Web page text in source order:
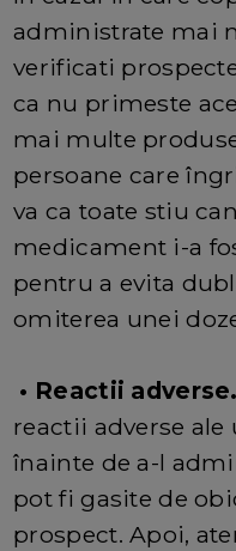
administrate mai
verificati
ca nu primeste
mai multe
persoane care
va ca toate stiu
medicament i-a
pentru a evita
omiterea unei
• Reactii adverse.
reactii adverse
înainte de a-l
pot fi gasite de
prospect. Apoi,